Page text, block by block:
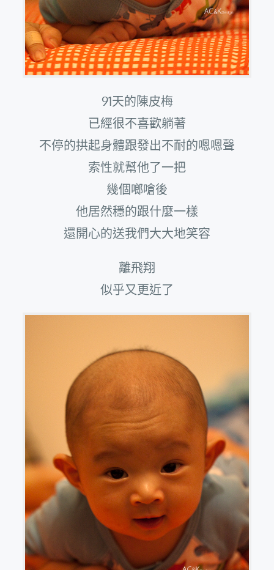
91天的陳皮梅
已經很不喜歡躺著
不停的拱起身體跟發出不耐的嗯嗯聲
索性就幫他了一把
幾個啷嗆後
他居然穩的跟什麼一樣
還開心的送我們大大地笑容
離飛翔
似乎又更近了